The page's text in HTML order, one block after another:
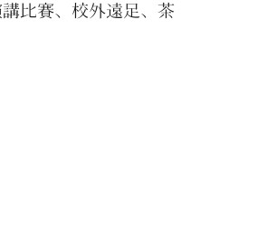
比賽、校外遠足、茶